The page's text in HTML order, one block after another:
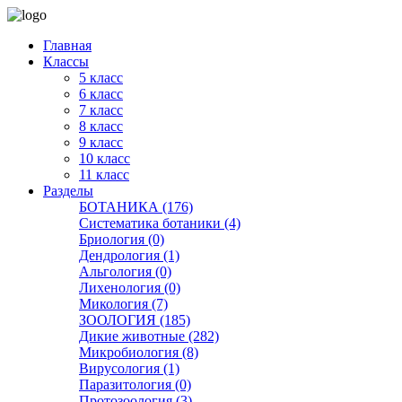
Главная
Классы
5 класс
6 класс
7 класс
8 класс
9 класс
10 класс
11 класс
Разделы
БОТАНИКА (176)
Систематика ботаники (4)
Бриология (0)
Дендрология (1)
Альгология (0)
Лихенология (0)
Микология (7)
ЗООЛОГИЯ (185)
Дикие животные (282)
Микробиология (8)
Вирусология (1)
Паразитология (0)